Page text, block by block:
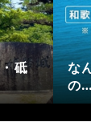
程が悪い